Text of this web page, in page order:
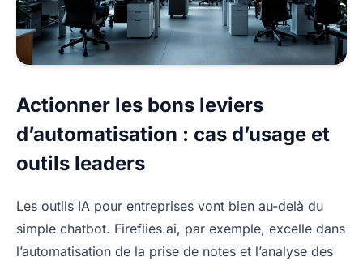
Actionner les bons leviers
d’automatisation : cas d’usage et
outils leaders
Les outils IA pour entreprises vont bien au-delà du
simple chatbot. Fireflies.ai, par exemple, excelle dans
l’automatisation de la prise de notes et l’analyse des